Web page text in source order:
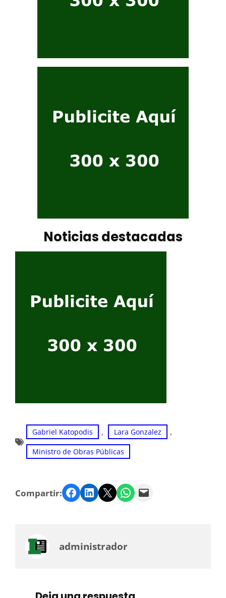
Noticias destacadas
Gabriel Katopodis , Lara Gonzalez ,
Ministro de Obras Públicas
Compartir: Facebook LinkedIn Twitter WhatsApp Email
administrador